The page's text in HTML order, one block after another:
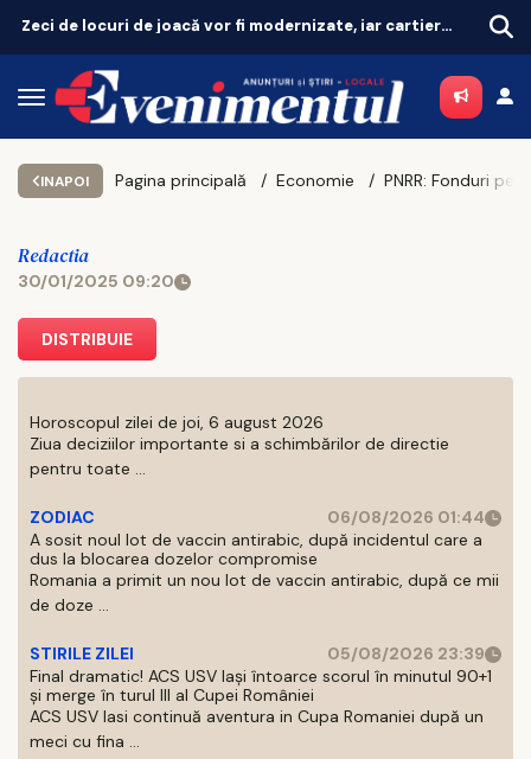
Zeci de locuri de joacă vor fi modernizate, iar cartierele vor avea zone de fitness
INAPOI Pagina principală Economie
Redactia
30/01/2025 09:20
DISTRIBUIE
Horoscopul zilei de joi, 6 august 2026
Ziua deciziilor importante si a schimbărilor de directie
pentru toate ...
ZODIAC
06/08/2026 01:44
A sosit noul lot de vaccin antirabic, după incidentul care a
dus la blocarea dozelor compromise
Romania a primit un nou lot de vaccin antirabic, după ce mii
de doze ...
STIRILE ZILEI
05/08/2026 23:39
Final dramatic! ACS USV Iași întoarce scorul în minutul 90+1
și merge în turul III al Cupei României
ACS USV Iasi continuă aventura in Cupa Romaniei după un
meci cu fina ...